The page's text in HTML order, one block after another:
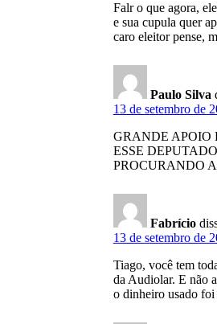
Falr o que agora,
e sua cupula quer
caro eleitor pense,
Paulo Silva
13 de setembro de
GRANDE APOIO
ESSE
PROCURANDO
Fabrício
13 de setembro de
Tiago, você tem
da Audiolar. E não
o dinheiro usado foi